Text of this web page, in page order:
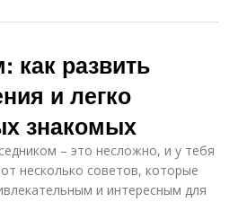
как развить
и легко
знакомых
– это несложно, и у тебя
несколько советов, которые
и интересным для